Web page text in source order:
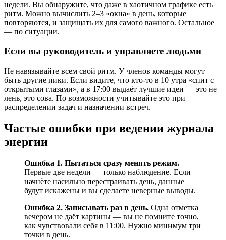
недели. Вы обнаружите, что даже в хаотичном графике есть
ритм. Можно вычислить 2–3 «окна» в день, которые
повторяются, и защищать их для самого важного. Остальное
— по ситуации.
Если вы руководитель и управляете людьми
Не навязывайте всем свой ритм. У членов команды могут
быть другие пики. Если видите, что кто-то в 10 утра «спит с
открытыми глазами», а в 17:00 выдаёт лучшие идеи — это не
лень, это сова. По возможности учитывайте это при
распределении задач и назначении встреч.
Частые ошибки при ведении журнала
энергии
Ошибка 1. Пытаться сразу менять режим.
Первые две недели — только наблюдение. Если
начнёте насильно перестраивать день, данные
будут искажены и вы сделаете неверные выводы.
Ошибка 2. Записывать раз в день. Одна отметка
вечером не даёт картины — вы не помните точно,
как чувствовали себя в 11:00. Нужно минимум три
точки в день.